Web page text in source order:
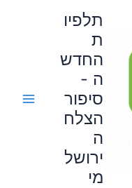
תלפיו
ת
החדש
ה -
סיפור
הצלח
ה
ירושל
מי